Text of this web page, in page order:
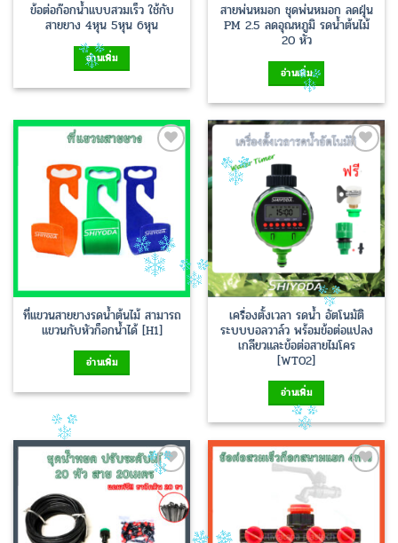
ข้อต่อก๊อกน้ำแบบสวมเร็ว ใช้กับ
สายยาง 4หุน 5หุน 6หุน
อ่านเพิ่ม
สายพ่นหมอก ชุดพ่นหมอก ลดฝุ่น
PM 2.5 ลดอุณหภูมิ รดน้ำต้นไม้
20 หัว
อ่านเพิ่ม
Add to
Wishlist
ที่แขวนสายยางรดน้ำต้นไม้ สามารถ
แขวนกับหัวก็อกน้ำได้ [H1]
อ่านเพิ่ม
Add to
Wishlist
เครื่องตั้งเวลา รดน้ำ อัตโนมัติ
ระบบบอลวาล์ว พร้อมข้อต่อแปลง
เกลียวและข้อต่อสายไมโคร
[WT02]
อ่านเพิ่ม
Add to
Wishlist Wishlist